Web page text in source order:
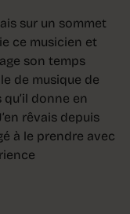
sur un sommet
ce musicien et
son temps
de musique de
donne en
rêvais depuis
à le prendre avec